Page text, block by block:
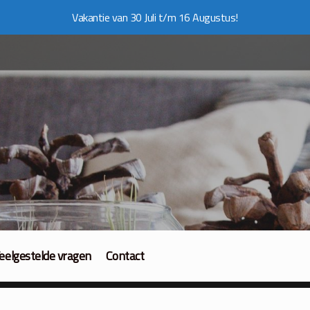
Vakantie van 30 Juli t/m 16 Augustus!
vragen Contact